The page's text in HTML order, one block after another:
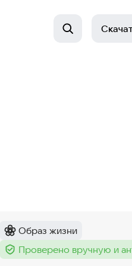
Категория:
Образ жизни
Тег :
Проверено вручную и